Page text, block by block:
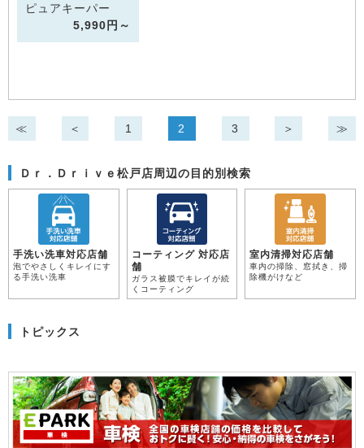
ピュアキーパー
5,990円～
≪ ＜ 1 2 3 ＞ ≫
Ｄｒ．Ｄｒｉｖｅ松戸店周辺の目的別検索
手洗い洗車対応店舗
泡でやさしくキレイにす
る手洗い洗車
コーティング 対応店
舗
ガラス被膜でキレイが続
くコーティング
室内清掃対応店舗
車内の掃除、窓拭き、掃
除機がけなど
トピックス